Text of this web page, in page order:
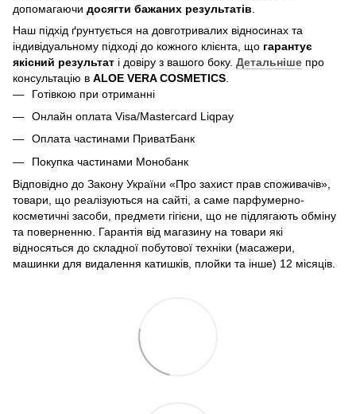
допомагаючи досягти бажаних результатів
Наш підхід ґрунтується на довготривалих відносинах та
індивідуальному підході до кожного клієнта, що гарантує
якісний результат і довіру з вашого боку. Детальніше про
консультацію в ALOE VERA COSMETICS
Готівкою при отриманні
Онлайн оплата Visa/Mastercard Liqpay
Оплата частинами ПриватБанк
Покупка частинами Монобанк
Відповідно до Закону України «Про захист прав споживачів»,
товари, що реалізуються на сайті, а саме парфумерно-
косметичні засоби, предмети гігієни, що не підлягають обміну
та поверненню. Гарантія від магазину на товари які
відносяться до складної побутової техніки (масажери,
машинки для видалення катишків, плойки та інше) 12 місяців.